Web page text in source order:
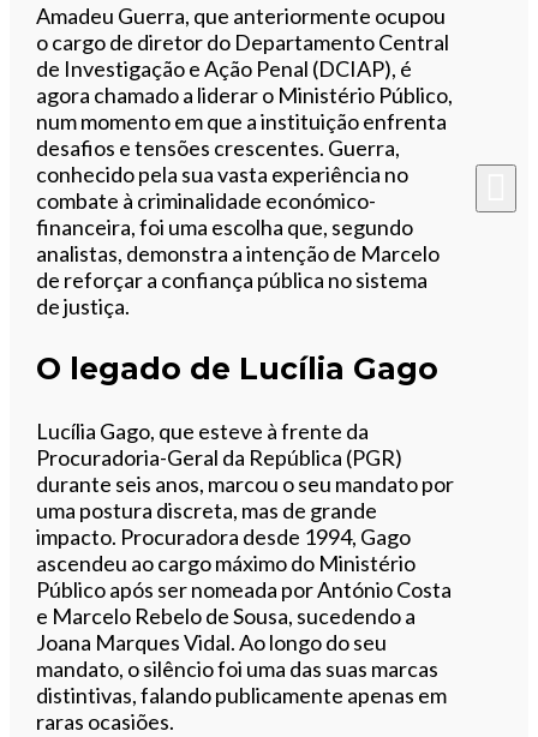
Amadeu Guerra, que anteriormente ocupou
o cargo de diretor do Departamento Central
de Investigação e Ação Penal (DCIAP), é
agora chamado a liderar o Ministério Público,
num momento em que a instituição enfrenta
desafios e tensões crescentes. Guerra,
conhecido pela sua vasta experiência no
combate à criminalidade económico-
financeira, foi uma escolha que, segundo
analistas, demonstra a intenção de Marcelo
de reforçar a confiança pública no sistema
de justiça.
O legado de Lucília Gago
Lucília Gago, que esteve à frente da
Procuradoria-Geral da República (PGR)
durante seis anos, marcou o seu mandato por
uma postura discreta, mas de grande
impacto. Procuradora desde 1994, Gago
ascendeu ao cargo máximo do Ministério
Público após ser nomeada por António Costa
e Marcelo Rebelo de Sousa, sucedendo a
Joana Marques Vidal. Ao longo do seu
mandato, o silêncio foi uma das suas marcas
distintivas, falando publicamente apenas em
raras ocasiões.